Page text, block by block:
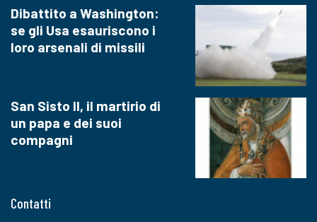
Contatti
Dibattito a Washington:
se gli Usa esauriscono i
loro arsenali di missili
San Sisto II, il martirio di
un papa e dei suoi
compagni